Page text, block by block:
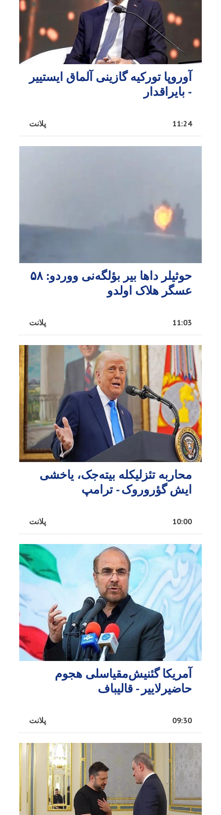
آوروپا تورکیه گازینی آلماق ایستییر
- بایراقدار
پلانت 11:24
حوثیلر داها بیر بؤلگه‌نی ووردو: ۵۸
عسگر هلاک اولدو
پلانت 11:03
محاربه تئزلیکله بیته‌جک، یاخشی
ایش گؤروروک - ترامپ
پلانت 10:00
آمریکا گئنیش‌مقیاسلی هجوم
حاضیرلاییر - قالیباف
پلانت 09:30